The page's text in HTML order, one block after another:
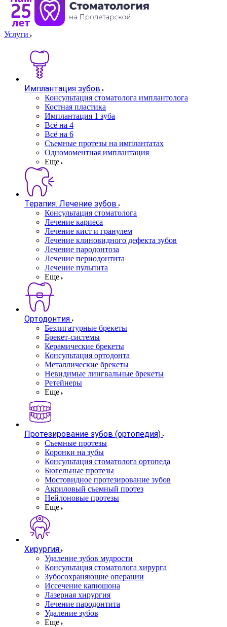
Услуги
Имплантация зубов
Консультация стоматолога имплантолога
Костная пластика
Имплантация 1 зуба
Всё на 4
Всё на 6
Съемные протезы на имплантатах
Одномоментная имплантация
Еще
Терапия. Лечение зубов
Консультация стоматолога
Лечение кариеса
Лечение кист и гранулем
Лечение клиновидного дефекта зубов
Лечение пародонтоза
Лечение периодонтита
Лечение пульпита
Еще
Ортодонтия
Безлигатурные брекеты
Брекет-системы
Керамические брекеты
Консультация ортодонта
Металлические брекеты
Невидимые лингвальные брекеты
Ретейнеры
Еще
Протезирование зубов (ортопедия)
Съемные протезы
Коронки на зубы
Консультация стоматолога ортопеда
Бюгельные протезы
Мостовидное протезирование зубов
Акриловый съемный протез
Нейлоновые протезы
Еще
Хирургия
Удаление зубов мудрости
Консультация стоматолога хирурга
Зубосохраняющие операции
Иссечение капюшона
Лазерная хирургия
Лечение пародонтита
Удаление зубов
Еще